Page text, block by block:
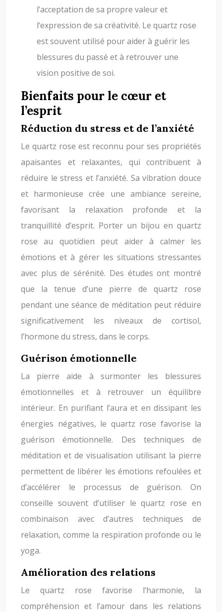
l’acceptation de sa propre valeur et
l’expression de sa créativité. Le quartz rose
est souvent utilisé pour aider à guérir les
blessures du passé et à retrouver une
vision positive de soi.
Bienfaits pour le cœur et
l’esprit
Réduction du stress et de l’anxiété
Le quartz rose est reconnu pour ses propriétés
apaisantes et relaxantes, qui contribuent à
réduire le stress et l’anxiété. Sa vibration douce
et harmonieuse crée une ambiance sereine,
favorisant la relaxation profonde et la
tranquillité d’esprit. Porter un bijou en quartz
rose au quotidien peut aider à calmer les
émotions et à gérer les situations stressantes
avec plus de sérénité. Des études ont montré
que la tenue d’une pierre de quartz rose
pendant une séance de méditation peut réduire
significativement les niveaux de cortisol,
l’hormone du stress, dans le corps.
Guérison émotionnelle
La pierre aide à surmonter les blessures
émotionnelles et à retrouver un équilibre
intérieur. En purifiant l’aura et en dissipant les
énergies négatives, le quartz rose favorise la
guérison émotionnelle. Des techniques de
méditation et de visualisation utilisant la pierre
permettent de libérer les émotions refoulées et
d’accélérer le processus de guérison. On
conseille souvent d’utiliser le quartz rose en
combinaison avec d’autres techniques de
relaxation, comme la respiration profonde ou le
yoga.
Amélioration des relations
Le quartz rose favorise l’harmonie, la
compréhension et l’amour dans les relations